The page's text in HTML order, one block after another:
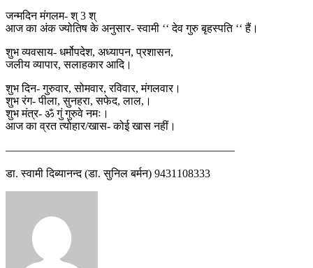
जन्मदिन मंगलम- श् 3 श्
आज का अंक ज्योतिष के अनुसार- स्वामी ‘‘ देव गुरु बृहस्पति ‘‘ हैं।
शुभ व्यवसाय- धर्मोपदेश, अध्यापन, प्रशासन,
जलीय व्यापार, सलाहकार आदि।
शुभ दिन- गुरुवार, सोमवार, रविवार, मंगलवार।
शुभ रंग- पीला, सुनहरा, सफेद, लाल,।
शुभ मंत्र- ॐ गुं गुरुवे नमः।
आज का व्रत त्योहार/खास- कोई खास नहीं।
————————————————————–
डा. स्वामी दिब्यानन्द (डा. सुनिल बर्मन) 9431108333